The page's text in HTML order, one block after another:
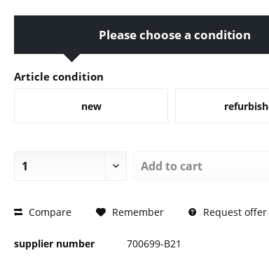
Please choose a condition
Article condition
new
Add to cart
PRICE REQUEST
Compare Remember Request
supplier number 700699-B21